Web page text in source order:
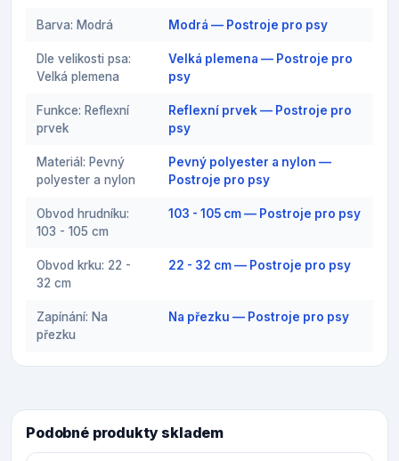
Barva: Modrá Modrá — Postroje pro psy
Dle velikosti psa:
Velká plemena
Velká plemena — Postroje pro
psy
Funkce: Reflexní
prvek
Reflexní prvek — Postroje pro
psy
Materiál: Pevný
polyester a nylon
Pevný polyester a nylon —
Postroje pro psy
Obvod hrudníku:
103 - 105 cm
103 - 105 cm — Postroje pro psy
Obvod krku: 22 -
32 cm
22 - 32 cm — Postroje pro psy
Zapínání: Na
přezku
Na přezku — Postroje pro psy
Podobné produkty skladem